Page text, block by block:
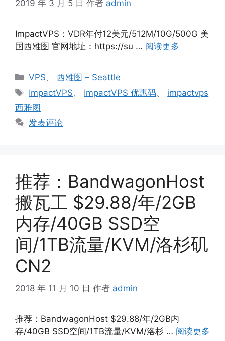
2019 年 3 月 5 日 作者 admin
ImpactVPS：VDR年付12美元/512M/10G/500G 美
国西雅图 官网地址：https://su … 阅读更多
分
类
VPS、西雅图 – Seattle
标
签
ImpactVPS、 ImpactVPS 优惠码、 impactvps
西雅图
发表评论
推荐：BandwagonHost
搬瓦工 $29.88/年/2GB
内存/40GB SSD空
间/1TB流量/KVM/洛杉矶
CN2
2018 年 11 月 10 日 作者 admin
推荐：BandwagonHost $29.88/年/2GB内
存/40GB SSD空间/1TB流量/KVM/洛杉 … 阅读更多